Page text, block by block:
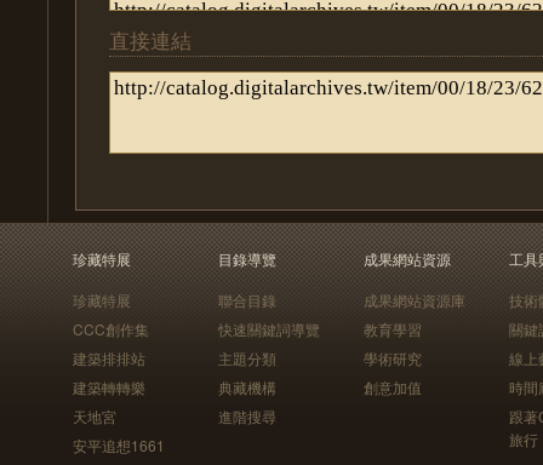
直接連結
珍藏特展
珍藏特展
CCC創作集
建築排排站
建築轉轉樂
天地宮
安平追想1661
目錄導覽
聯合目錄
快速關鍵詞導覽
主題分類
典藏機構
進階搜尋
成果網站資源
成果網站資源庫
教育學習
學術研究
創意加值
工具
技術
關鍵
線上
時間
跟
旅行